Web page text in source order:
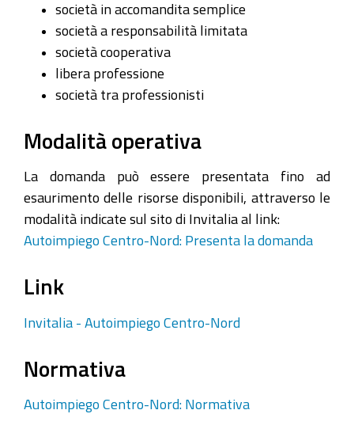
società in accomandita semplice
società a responsabilità limitata
società cooperativa
libera professione
società tra professionisti
Modalità operativa
La domanda può essere presentata fino ad
esaurimento delle risorse disponibili, attraverso le
modalità indicate sul sito di Invitalia al link:
Autoimpiego Centro-Nord: Presenta la domanda
Link
Invitalia - Autoimpiego Centro-Nord
Normativa
Autoimpiego Centro-Nord: Normativa